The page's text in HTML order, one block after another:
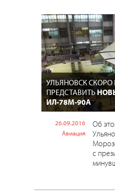
УЛЬЯНОВСК СКОРО
ПРЕДСТАВИТЬ
ИЛ-78М-90А
26.09.2016
Авиация
Об
с